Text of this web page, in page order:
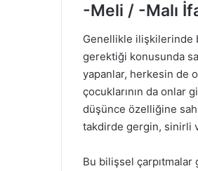
-Meli / -Malı
Genellikle ilişkilerinde
gerektiği konusunda
yapanlar, herkesin de
çocuklarının da onlar
düşünce özelliğine
takdirde gergin, sinirli
Bu bilişsel çarpıtmalar